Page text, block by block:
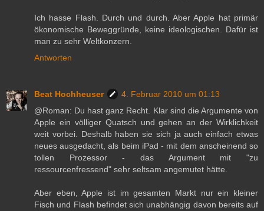
Ich hasse Flash. Durch und durch. Aber Apple hat primär
ökonomische Beweggründe, keine ideologischen. Dafür ist
man zu sehr Weltkonzern.
Antworten
Beat Hochheuser
4. Februar 2010 um 01:13
@Roman: Du hast ganz Recht. Klar sind die Argumente von
Apple ein völliger Quatsch und gehen an der Wirklichkeit
weit vorbei. Deshalb haben sie sich ja auch einfach etwas
neues ausgedacht, als beim iPad - mit dem anscheinend so
tollen Prozessor - das Argument mit "zu
ressourcenfressend" sehr seltsam angemutet hätte.
Aber eben, Apple ist im gesamten Markt nur ein kleiner
Fisch und Flash befindet sich unabhängig davon bereits auf